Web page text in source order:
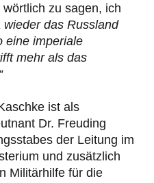
zu sagen, ich
wieder das Russland
eine imperiale
mehr als das
ist als
Dr. Freuding
der Leitung im
und zusätzlich
Militärhilfe für die